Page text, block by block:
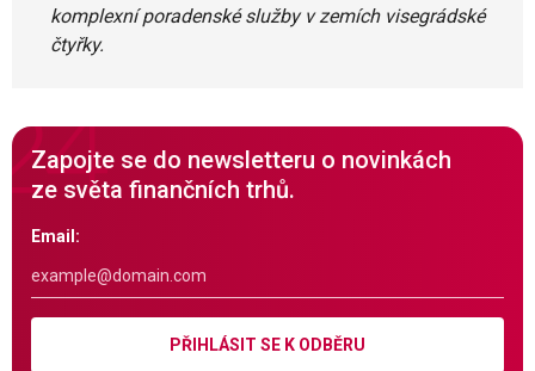
komplexní poradenské služby v zemích visegrádské
čtyřky.
Zapojte se do newsletteru o novinkách
ze světa finančních trhů.
Email:
PŘIHLÁSIT SE K ODBĚRU